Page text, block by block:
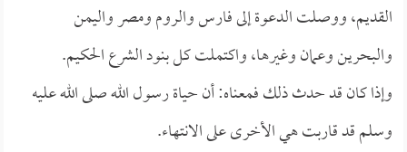
القديم، ووصلت الدعوة إلى فارس والروم ومصر واليمن
والبحرين وعمان وغيرها، واكتملت كل بنود الشرع الحكيم.
وإذا كان قد حدث ذلك فمعناه: أن حياة رسول الله صلى الله عليه
وسلم قد قاربت هي الأخرى على الانتهاء.